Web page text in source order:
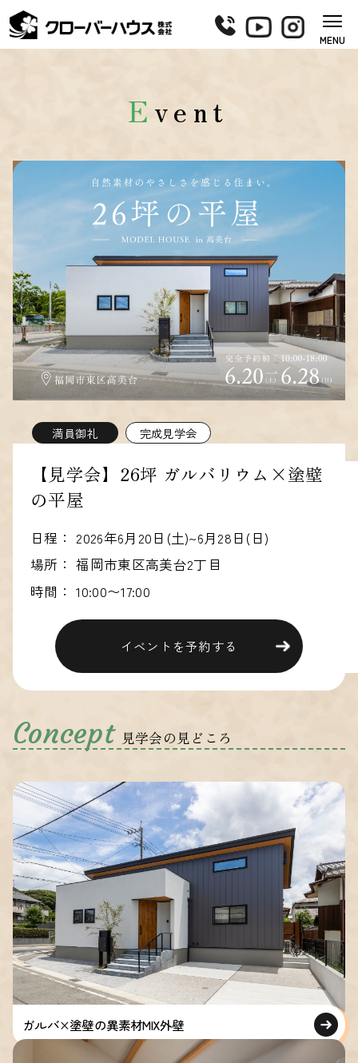
MENU
Event
満員御礼 完成見学会
【見学会】26坪 ガルバリウム×塗壁
の平屋
日程： 2026年6月20日(土)~6月28日(日)
場所： 福岡市東区高美台2丁目
時間： 10:00〜17:00
イベントを予約する
Concept 見学会の見どころ
ガルバ×塗壁の異素材MIX外壁